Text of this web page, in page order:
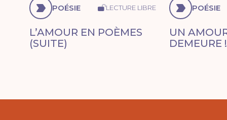
POÉSIE LECTURE LIBRE
L’AMOUR EN POÈMES
(SUITE)
POÉSIE
UN
DEMEURE !